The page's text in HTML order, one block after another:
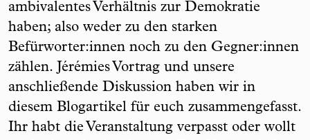
ambivalentes Verhältnis zur Demokratie
haben; also weder zu den starken
Befürworter:innen noch zu den Gegner:innen
zählen. Jérémies Vortrag und unsere
anschließende Diskussion haben wir in
diesem Blogartikel für euch zusammengefasst.
Ihr habt die Veranstaltung verpasst oder wollt